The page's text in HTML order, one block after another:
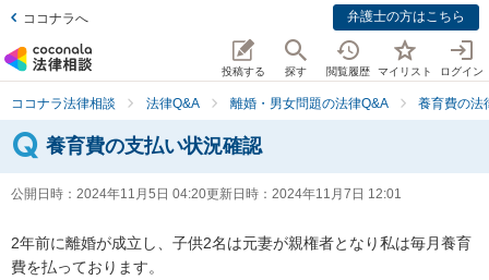
ココナラへ 弁護士の方はこちら
投稿する 探す 閲覧履歴 マイリスト ログイン
ココナラ法律相談 法律Q&A 離婚・男女問題の法律Q&A 養育費の法
養育費の支払い状況確認
公開日時： 2024年11月5日 04:20更新日時： 2024年11月7日 12:01
2年前に離婚が成立し、子供2名は元妻が親権者となり私は毎月養育
費を払っております。